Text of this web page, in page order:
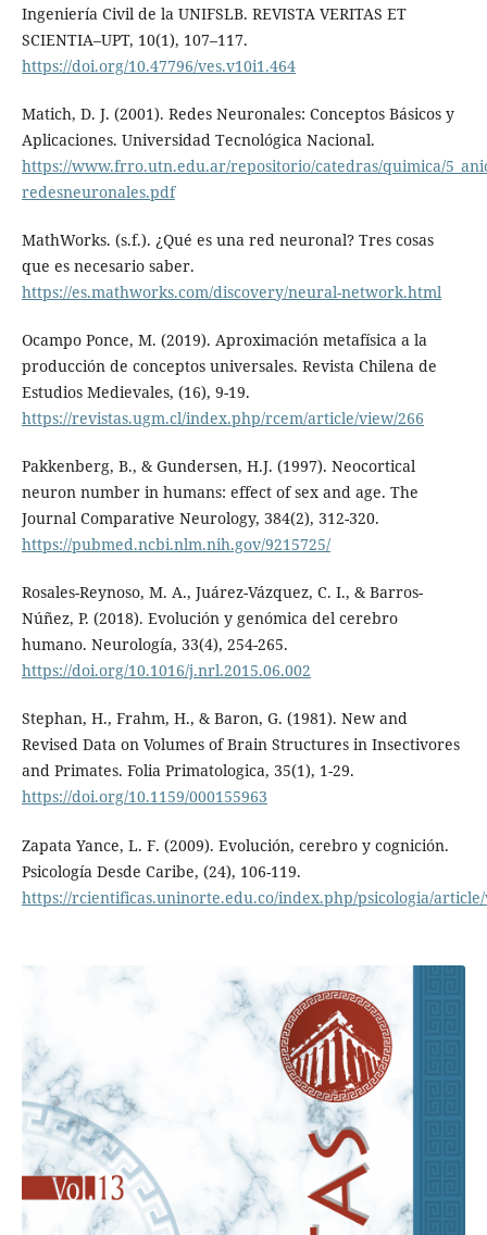
Ingeniería Civil de la UNIFSLB. REVISTA VERITAS ET
SCIENTIA–UPT, 10(1), 107–117.
https://doi.org/10.47796/ves.v10i1.464
Matich, D. J. (2001). Redes Neuronales: Conceptos Básicos y
Aplicaciones. Universidad Tecnológica Nacional.
https://www.frro.utn.edu.ar/repositorio/catedras/quimica/
redesneuronales.pdf
MathWorks. (s.f.). ¿Qué es una red neuronal? Tres cosas
que es necesario saber.
https://es.mathworks.com/discovery/neural-network.html
Ocampo Ponce, M. (2019). Aproximación metafísica a la
producción de conceptos universales. Revista Chilena de
Estudios Medievales, (16), 9-19.
https://revistas.ugm.cl/index.php/rcem/article/view/266
Pakkenberg, B., & Gundersen, H.J. (1997). Neocortical
neuron number in humans: effect of sex and age. The
Journal Comparative Neurology, 384(2), 312-320.
https://pubmed.ncbi.nlm.nih.gov/9215725/
Rosales-Reynoso, M. A., Juárez-Vázquez, C. I., & Barros-
Núñez, P. (2018). Evolución y genómica del cerebro
humano. Neurología, 33(4), 254-265.
https://doi.org/10.1016/j.nrl.2015.06.002
Stephan, H., Frahm, H., & Baron, G. (1981). New and
Revised Data on Volumes of Brain Structures in Insectivores
and Primates. Folia Primatologica, 35(1), 1-29.
https://doi.org/10.1159/000155963
Zapata Yance, L. F. (2009). Evolución, cerebro y cognición.
Psicología Desde Caribe, (24), 106-119.
https://rcientificas.uninorte.edu.co/index.php/psicologia/